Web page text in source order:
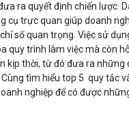
ra quyết định chiến lược.
cụ trực quan giúp doanh
số quan trọng. Việc sử
quy trình làm việc mà còn
kịp thời, từ đó đưa ra những
tìm hiểu top 5 quy tắc
nghiệp để có được